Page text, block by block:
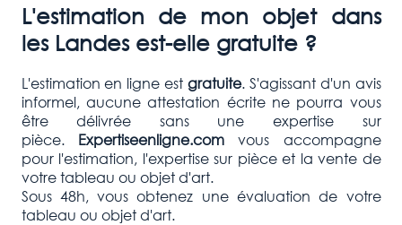
L'estimation de mon objet dans
les Landes est-elle gratuite ?
L'estimation en ligne est gratuite. S'agissant d'un avis
informel, aucune attestation écrite ne pourra vous
être délivrée sans une expertise sur
pièce. Expertiseenligne.comvous accompagne
pour l'estimation, l'expertise sur pièce et la vente de
votre tableau ou objet d'art.
Sous 48h, vous obtenez une évaluation de votre
tableau ou objet d'art.